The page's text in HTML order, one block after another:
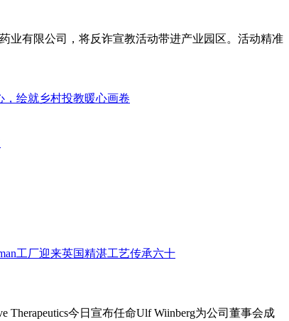
业有限公司，将反诈宣教活动带进产业园区。活动精准
今日宣布任命Ulf Wiinberg为公司董事会成